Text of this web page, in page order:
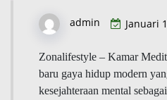
admin Januari
Zonalifestyle – Kamar
baru gaya hidup modern
kesejahteraan mental